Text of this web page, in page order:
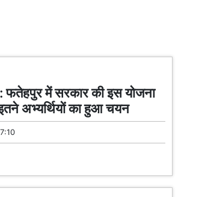
में सरकार की इस योजना
अभ्यर्थियों का हुआ चयन